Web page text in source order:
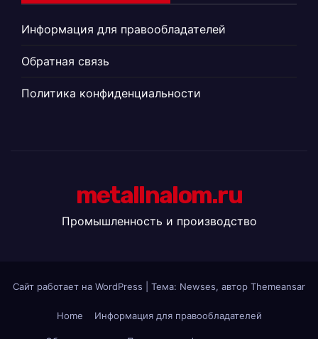
Информация для правообладателей
Обратная связь
Политика конфиденциальности
metallnalom.ru
Промышленность и производство
Сайт работает на WordPress Тема: Newses, автор Themeansar
Home Информация для правообладателей